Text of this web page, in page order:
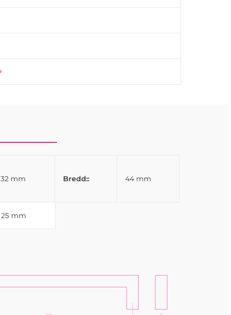
32 mm Bredd:: 44 mm
25 mm